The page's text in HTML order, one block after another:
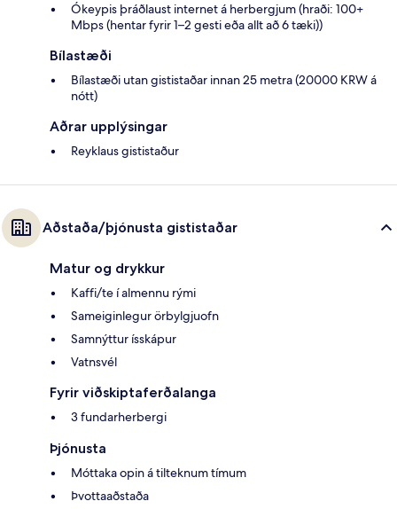
Ókeypis þráðlaust internet á herbergjum (hraði: 100+
Mbps (hentar fyrir 1–2 gesti eða allt að 6 tæki))
Bílastæði
Bílastæði utan gististaðar innan 25 metra (20000 KRW á
nótt)
Aðrar upplýsingar
Reyklaus gististaður
Aðstaða/þjónusta gististaðar
Matur og drykkur
Kaffi/te í almennu rými
Sameiginlegur örbylgjuofn
Samnýttur ísskápur
Vatnsvél
Fyrir viðskiptaferðalanga
3 fundarherbergi
Þjónusta
Móttaka opin á tilteknum tímum
Þvottaaðstaða